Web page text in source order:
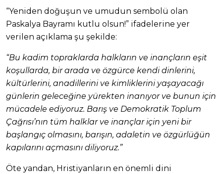
“Yeniden doğuşun ve umudun sembolü olan
Paskalya Bayramı kutlu olsun!” ifadelerine yer
verilen açıklama şu şekilde:
“Bu kadim topraklarda halkların ve inançların eşit
koşullarda, bir arada ve özgürce kendi dinlerini,
kültürlerini, anadillerini ve kimliklerini yaşayacağı
günlerin geleceğine yürekten inanıyor ve bunun için
mücadele ediyoruz. Barış ve Demokratik Toplum
Çağrısı’nın tüm halklar ve inançlar için yeni bir
başlangıç olmasını, barışın, adaletin ve özgürlüğün
kapılarını açmasını diliyoruz.”
Öte yandan, Hristiyanların en önemli dini